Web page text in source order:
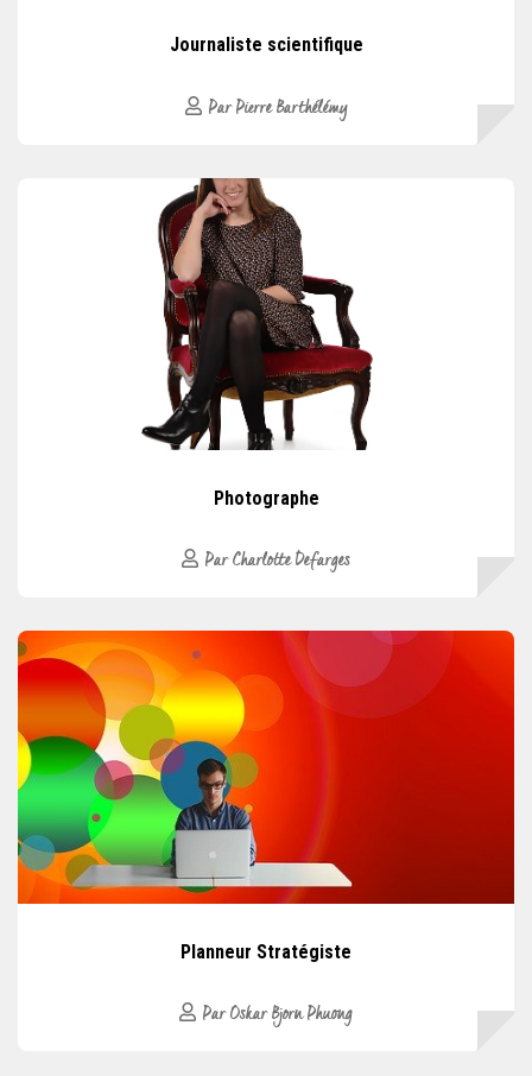
Journaliste scientifique
Par Pierre Barthélémy
Photographe
Par Charlotte Defarges
Planneur Stratégiste
Par Oskar Bjorn Phuong